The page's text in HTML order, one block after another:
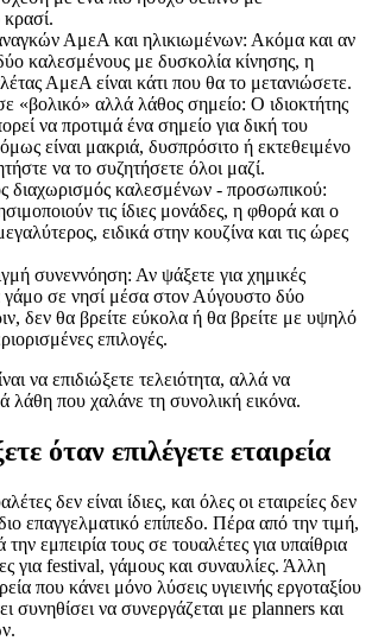
κρασί.
ΑμεΑ και ηλικιωμένων: Ακόμα και αν
καλεσμένους με δυσκολία κίνησης, η
ΑμεΑ είναι κάτι που θα το μετανιώσετε.
«βολικό» αλλά λάθος σημείο: Ο ιδιοκτήτης
να προτιμά ένα σημείο για δική του
είναι μακριά, δυσπρόσιτο ή εκτεθειμένο
να το συζητήσετε όλοι μαζί.
διαχωρισμός καλεσμένων - προσωπικού:
τις ίδιες μονάδες, η φθορά και ο
ειδικά στην κουζίνα και τις ώρες
συνεννόηση: Αν ψάξετε για χημικές
γάμο σε νησί μέσα στον Αύγουστο δύο
δεν θα βρείτε εύκολα ή θα βρείτε με υψηλό
επιλογές.
να επιδιώξετε τελειότητα, αλλά να
λάθη που χαλάνε τη συνολική εικόνα.
όταν επιλέγετε εταιρεία
δεν είναι ίδιες, και όλες οι εταιρείες δεν
επαγγελματικό επίπεδο. Πέρα από την τιμή,
την εμπειρία τους σε τουαλέτες για υπαίθρια
για festival, γάμους και συναυλίες. Άλλη
που κάνει μόνο λύσεις υγιεινής εργοταξίου
συνηθίσει να συνεργάζεται με planners και